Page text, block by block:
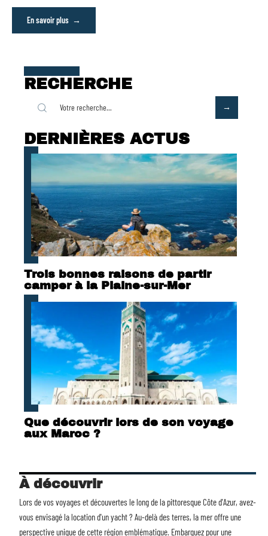
En savoir plus
RECHERCHE
DERNIÈRES ACTUS
Trois bonnes raisons de partir
camper à la Plaine-sur-Mer
Que découvrir lors de son voyage
aux Maroc ?
À découvrir
Lors de vos voyages et découvertes le long de la pittoresque Côte d'Azur, avez-
vous envisagé lalocation d'un yacht? Au-delà des terres, la mer offre une
perspective unique de cette région emblématique. Embarquez pour une